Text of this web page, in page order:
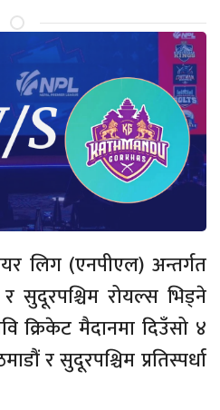
लिग (एनपीएल) अन्तर्गत
सुदूरपश्चिम रोयल्स भिड्ने
क्रिकेट मैदानमा दिउँसो ४
र सुदूरपश्चिम प्रतिस्पर्धा